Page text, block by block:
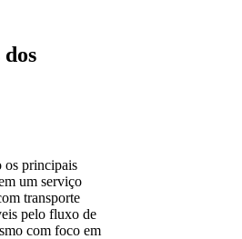
os principais
um serviço
transporte
pelo fluxo de
com foco em